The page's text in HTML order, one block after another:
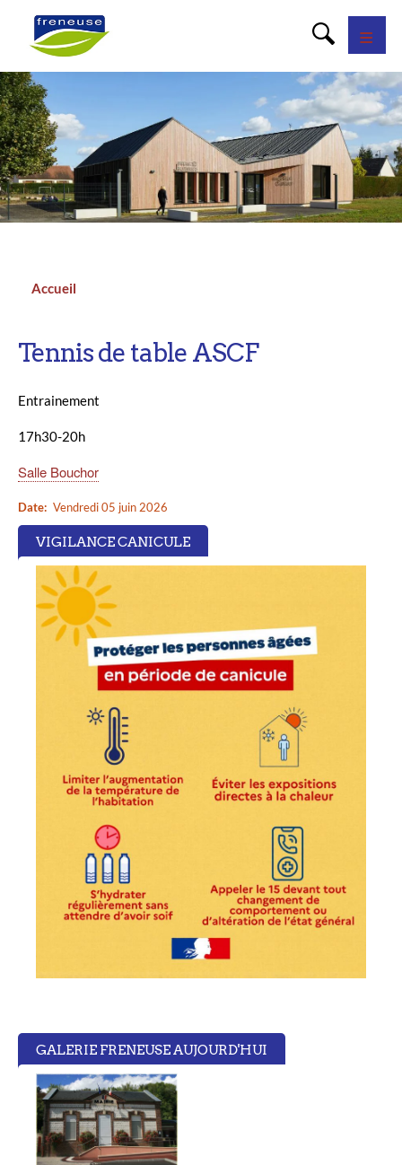
Accueil
Tennis de table ASCF
Entrainement
17h30-20h
Salle Bouchor
Date Vendredi 05 juin 2026
VIGILANCE CANICULE
GALERIE FRENEUSE AUJOURD'HUI